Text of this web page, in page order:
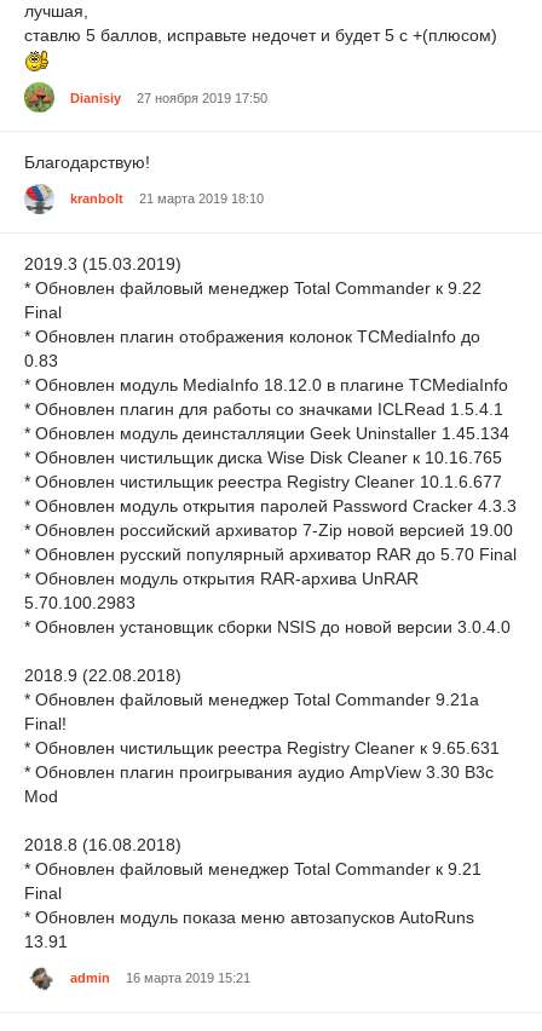
лучшая,
ставлю 5 баллов, исправьте недочет и будет 5 с +(плюсом)
Dianisiy 27 ноября 2019 17:50
Благодарствую!
kranbolt 21 марта 2019 18:10
2019.3 (15.03.2019)
* Обновлен файловый менеджер Total Commander к 9.22
Final
* Обновлен плагин отображения колонок TCMediaInfo до
0.83
* Обновлен модуль MediaInfo 18.12.0 в плагине TCMediaInfo
* Обновлен плагин для работы со значками ICLRead 1.5.4.1
* Обновлен модуль деинсталляции Geek Uninstaller 1.45.134
* Обновлен чистильщик диска Wise Disk Cleaner к 10.16.765
* Обновлен чистильщик реестра Registry Cleaner 10.1.6.677
* Обновлен модуль открытия паролей Password Cracker 4.3.3
* Обновлен российский архиватор 7-Zip новой версией 19.00
* Обновлен русский популярный архиватор RAR до 5.70 Final
* Обновлен модуль открытия RAR-архива UnRAR
5.70.100.2983
* Обновлен установщик сборки NSIS до новой версии 3.0.4.0
2018.9 (22.08.2018)
* Обновлен файловый менеджер Total Commander 9.21а
Final!
* Обновлен чистильщик реестра Registry Cleaner к 9.65.631
* Обновлен плагин проигрывания аудио AmpView 3.30 B3c
Mod
2018.8 (16.08.2018)
* Обновлен файловый менеджер Total Commander к 9.21
Final
* Обновлен модуль показа меню автозапусков AutoRuns
13.91
admin 16 марта 2019 15:21